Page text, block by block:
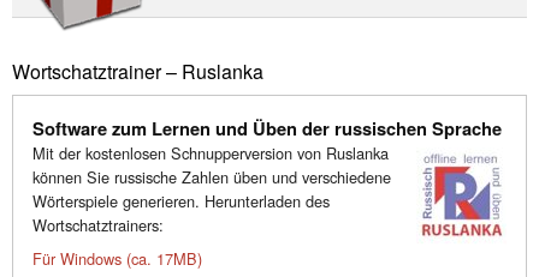
Wortschatztrainer – Ruslanka
Software zum Lernen und Üben der russischen Sprache
Mit der kostenlosen Schnupperversion von Ruslanka
können Sie russische Zahlen üben und verschiedene
Wörterspiele generieren. Herunterladen des
Wortschatztrainers:
Für Windows (ca. 17MB)